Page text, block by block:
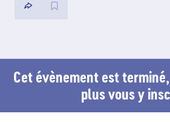
Cet évènement est
plus vous y